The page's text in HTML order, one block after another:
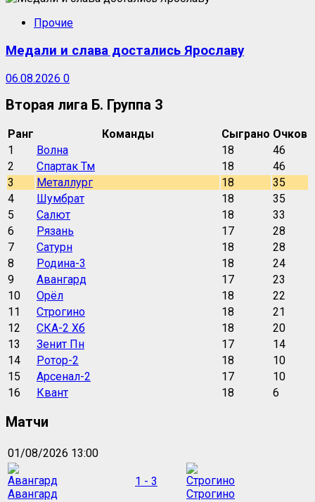
Прочие
Медали и слава достались Ярославу
06.08.2026 0
Вторая лига Б. Группа 3
Ранг Команды Сыграно Очков
1
Волна 18
46
2
Спартак Тм 18
46
3
Металлург 18
35
4
Шумбрат 18
35
5
Салют 18
33
6
Рязань 17
28
7
Сатурн 18
28
8
Родина-3 18
24
9
Авангард 17
23
10
Орёл 18
22
11
Строгино 18
21
12
СКА-2 Хб 18
20
13
Зенит Пн 17
14
14
Ротор-2 18
10
15
Арсенал-2 17
10
16
Квант 18 6
Матчи
01/08/2026 13:00
Авангард
1 - 3
Строгино